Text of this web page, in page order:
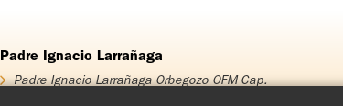
Padre Ignacio Larrañaga
Padre Ignacio Larrañaga Orbegozo OFM Cap.